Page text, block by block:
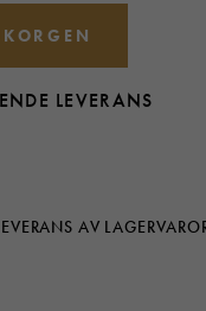
LEVERANS
AV